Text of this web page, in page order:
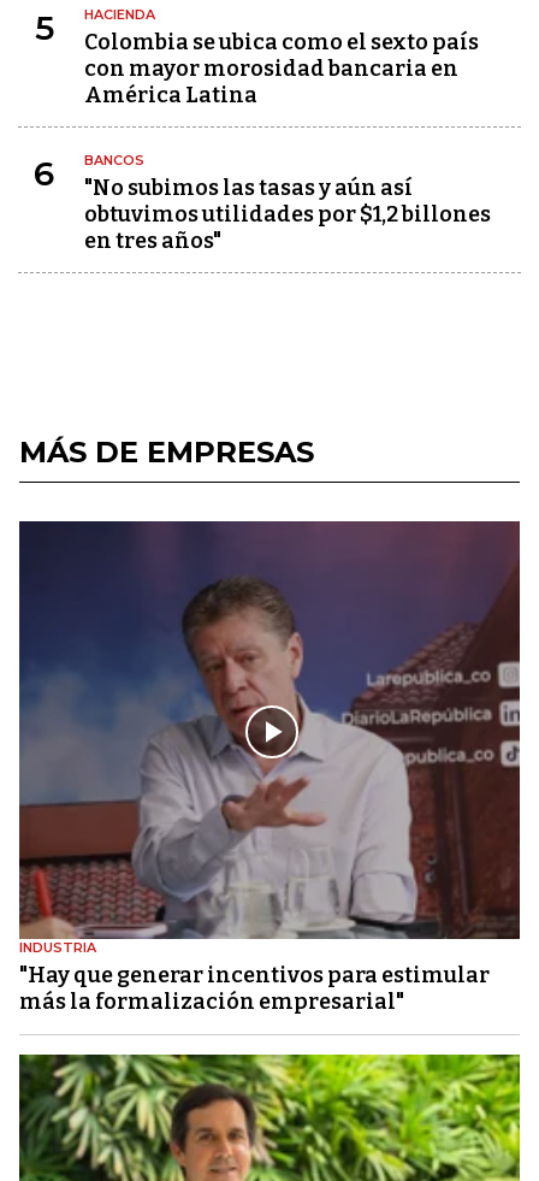
5 HACIENDA
Colombia se ubica como el sexto país
con mayor morosidad bancaria en
América Latina
6 BANCOS
"No subimos las tasas y aún así
obtuvimos utilidades por $1,2 billones
en tres años"
MÁS DE EMPRESAS
INDUSTRIA
"Hay que generar incentivos para estimular
más la formalización empresarial"